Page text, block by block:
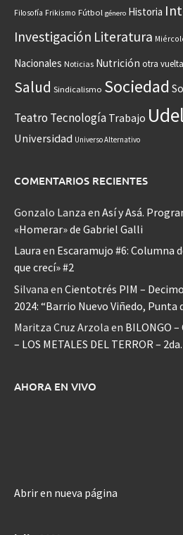
Filosofía Frikismo Fútbol género Historia
Investigación Literatura
Nacionales Noticias Nutrición otra vuelta
Salud Sindicalismo Sociedad
Teatro Tecnología Trabajo
Universidad Universo Alternativo
COMENTARIOS RECIENTES
Gonzalo Lanza en Así y Asá.
«Homerar» de Gabriel Galli
Laura en Escaramujo #6: Columna
que crecí» #2
Silvana en Cientotrés PIM –
2024: “Barrio Nuevo Viñedo, Punta
Maritza Cruz Arzola en BILONGO
– LOS METALES DEL TERROR –
AHORA EN VIVO
Abrir en nueva página